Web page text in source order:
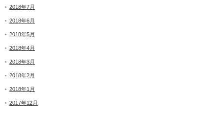
2018年7月
2018年6月
2018年5月
2018年4月
2018年3月
2018年2月
2018年1月
2017年12月